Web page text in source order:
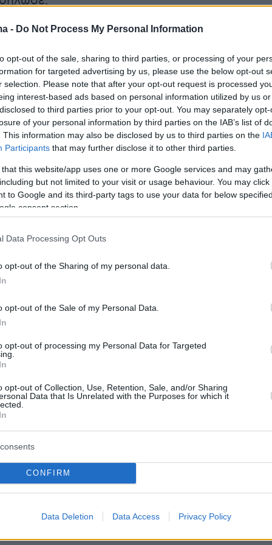
- Do Not Process My Personal Information
opt-out of the sale, sharing to third parties, or processing of your
for targeted advertising by us, please use the below opt-out
selection. Please note that after your opt-out request is processed
interest-based ads based on personal information utilized by us
to third parties prior to your opt-out. You may separately
of your personal information by third parties on the IAB’s list of
This information may also be disclosed by us to third parties on the
Participants that may further disclose it to other third parties.
that this website/app uses one or more Google services and may
but not limited to your visit or usage behaviour. You may
to Google and its third-party tags to use your data for below
consent section.
Data Processing Opt Outs
opt-out of the Sharing of my personal data.
opt-out of the Sale of my Personal Data.
opt-out of processing my Personal Data for Targeted
opt-out of Collection, Use, Retention, Sale, and/or Sharing
Data that Is Unrelated with the Purposes for which it
CONFIRM
Data Deletion Data Access Privacy Policy
τον επερχόμενο γάμο του γιου του με τη νεαρή
ροκάς σχολίασε: «
ερωτευμένοι με τους δυο τους. Πιάνουν
είναι μαζί σε αυτό και τους υποστηρίζουμε
η οικογένεια της [Μίλι] είναι απίστευτη.
πολύ σκληρά, και εκείνος εργάζεται
και το απολαμβάνουμε πραγματικά».
το αν σκοπεύει να τραγουδήσει στον
αίτημα είμαι σίγουρος ότι θα πάω για